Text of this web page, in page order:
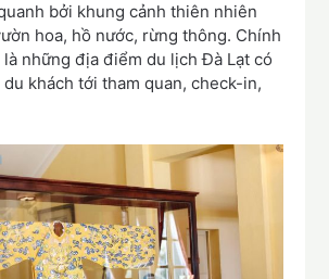
bởi khung cảnh thiên nhiên
hoa, hồ nước, rừng thông. Chính
là những địa điểm du lịch Đà Lạt có
khách tới tham quan, check-in,